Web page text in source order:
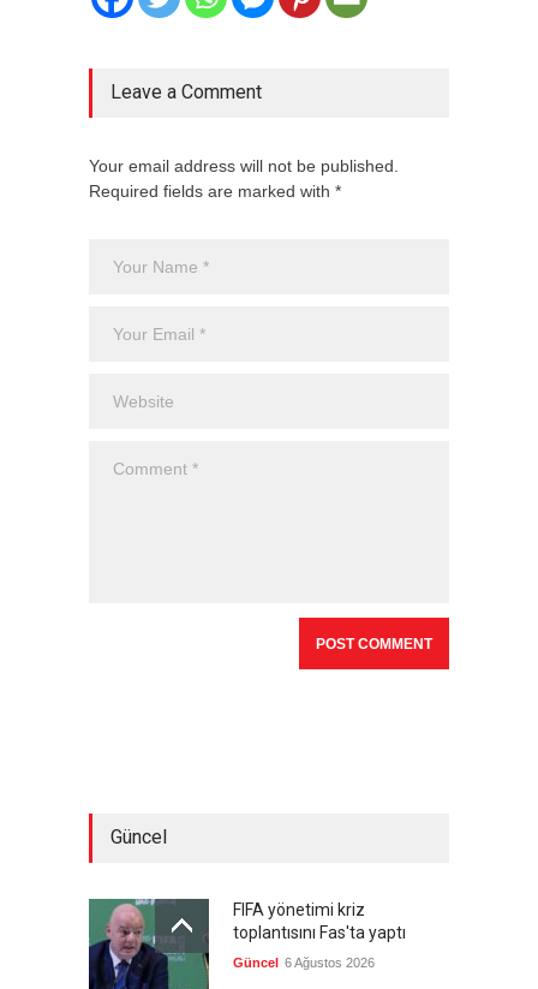
Leave a Comment
Your email address will not be published.
Required fields are marked with *
Güncel
FIFA yönetimi kriz
toplantısını Fas'ta yaptı
Güncel 6 Ağustos 2026